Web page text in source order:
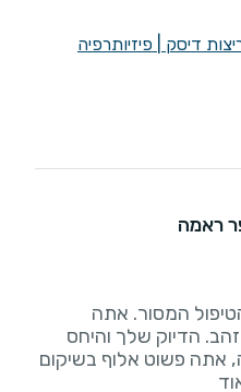
דיסק
פיזיותרפיה
ראמה
המסור. אתה
זהב. הדיוק שלך והיחס
אתה פשוט אלוף בשיקום